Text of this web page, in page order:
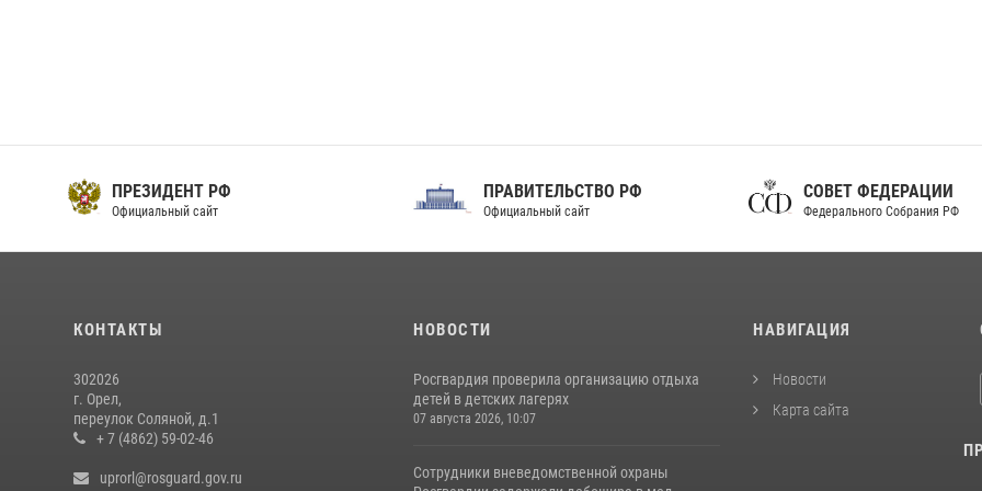
ПРЕЗИДЕНТ РФ
Официальный сайт
ПРАВИТЕЛЬСТВО РФ
Официальный сайт
СОВЕТ ФЕДЕРАЦИИ
Федерального Собрания РФ
КОНТАКТЫ
302026
г. Орел,
переулок Соляной, д.1
+ 7 (4862) 59-02-46
uprorl@rosguard.gov.ru
НОВОСТИ
Росгвардия проверила организацию отдыха
детей в детских лагерях
07 августа 2026, 10:07
Сотрудники вневедомственной охраны
НАВИГАЦИЯ
Новости
Карта сайта